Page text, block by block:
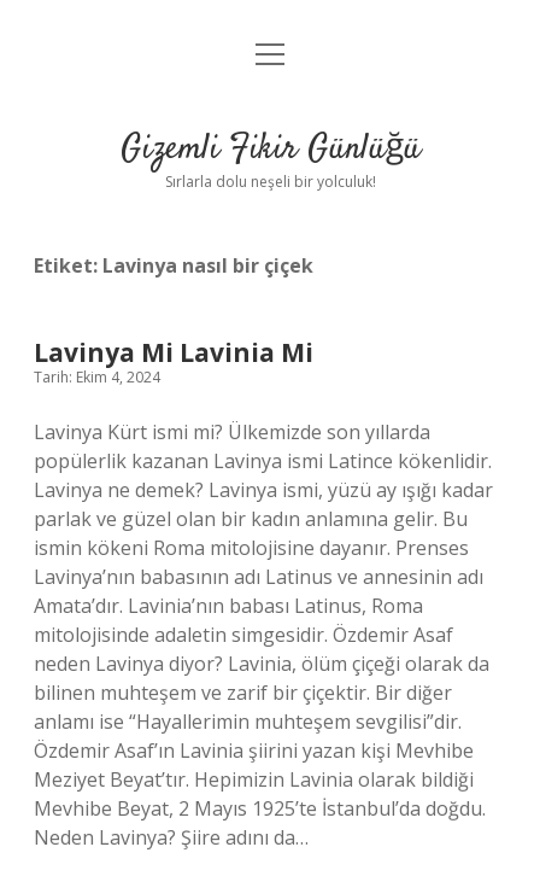
Anasayfa
Yasal Uyarı
menüyü
Gizemli Fikir Günlüğü
Sırlarla dolu neşeli bir yolculuk!
Etiket: Lavinya nasıl bir çiçek
Lavinya Mi Lavinia Mi
Tarih: Ekim 4, 2024
Lavinya Kürt ismi mi? Ülkemizde son yıllarda
popülerlik kazanan Lavinya ismi Latince kökenlidir.
Lavinya ne demek? Lavinya ismi, yüzü ay ışığı kadar
parlak ve güzel olan bir kadın anlamına gelir. Bu
ismin kökeni Roma mitolojisine dayanır. Prenses
Lavinya’nın babasının adı Latinus ve annesinin adı
Amata’dır. Lavinia’nın babası Latinus, Roma
mitolojisinde adaletin simgesidir. Özdemir Asaf
neden Lavinya diyor? Lavinia, ölüm çiçeği olarak da
bilinen muhteşem ve zarif bir çiçektir. Bir diğer
anlamı ise “Hayallerimin muhteşem sevgilisi”dir.
Özdemir Asaf’ın Lavinia şiirini yazan kişi Mevhibe
Meziyet Beyat’tır. Hepimizin Lavinia olarak bildiği
Mevhibe Beyat, 2 Mayıs 1925’te İstanbul’da doğdu.
Neden Lavinya? Şiire adını da…